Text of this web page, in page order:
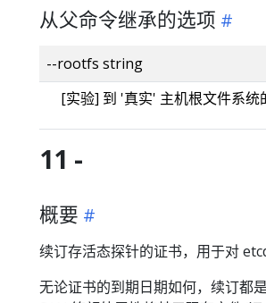
从父命令继承的选项
--rootfs string
[实验] 到 '真实' 主机根文件系统
11 -
概要
续订存活态探针的证书，用于对
无论证书的到期日期如何，续订都